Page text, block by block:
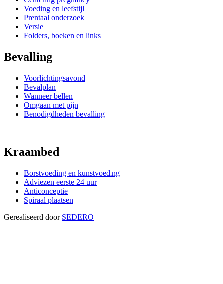
Voeding en leefstijl
Prentaal onderzoek
Versie
Folders, boeken en links
Bevalling
Voorlichtingsavond
Bevalplan
Wanneer bellen
Omgaan met pijn
Benodigdheden bevalling
Kraambed
Borstvoeding en kunstvoeding
Adviezen eerste 24 uur
Anticonceptie
Spiraal plaatsen
Gerealiseerd door SEDERO